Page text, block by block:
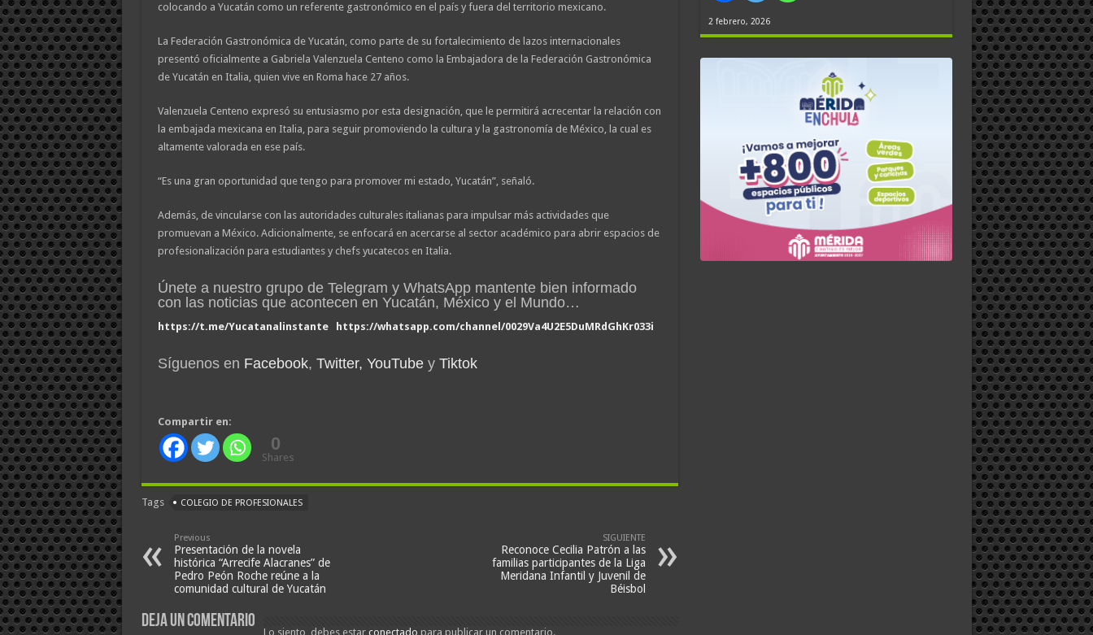
colocando a Yucatán como un referente gastronómico en el país y fuera del territorio mexicano.
La Federación Gastronómica de Yucatán, como parte de su fortalecimiento de lazos internacionales
presentó oficialmente a Gabriela Valenzuela Centeno como la Embajadora de la Federación Gastronómica
de Yucatán en Italia, quien vive en Roma hace 27 años.
Valenzuela Centeno expresó su entusiasmo por esta designación, que le permitirá acrecentar la relación con
la embajada mexicana en Italia, para seguir promoviendo la cultura y la gastronomía de México, la cual es
altamente valorada en ese país.
“Es una gran oportunidad que tengo para promover mi estado, Yucatán”, señaló.
Además, de vincularse con las autoridades culturales italianas para impulsar más actividades que
promuevan a México. Adicionalmente, se enfocará en acercarse al sector académico para abrir espacios de
profesionalización para estudiantes y chefs yucatecos en Italia.
Únete a nuestro grupo de Telegram y WhatsApp mantente bien informado
con las noticias que acontecen en Yucatán, México y el Mundo…
https://t.me/Yucatanalinstante https://whatsapp.com/channel/0029Va4U2E5DuMRdGhKr033i
Síguenos en Facebook, Twitter, YouTubey Tiktok
Compartir en:
0
Shares
Tags COLEGIO DE PROFESIONALES
Previous
Presentación de la novela
histórica “Arrecife Alacranes” de
Pedro Peón Roche reúne a la
comunidad cultural de Yucatán
SIGUIENTE
Reconoce Cecilia Patrón a las
familias participantes de la Liga
Meridana Infantil y Juvenil de
Béisbol
Deja un comentario
Lo siento, debes estar conectado para publicar un comentario.
2 febrero, 2026